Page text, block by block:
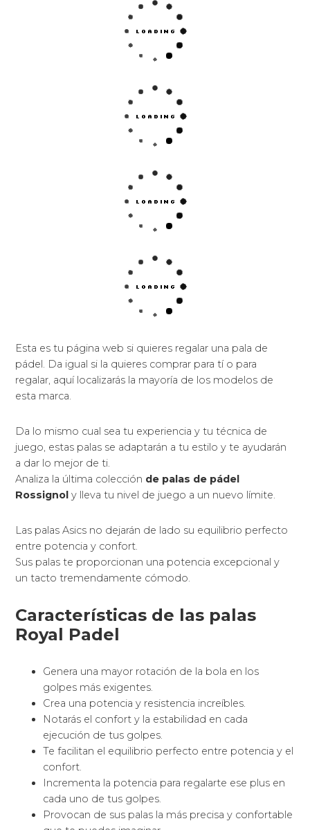
Esta es tu página web si quieres regalar una pala de
pádel. Da igual si la quieres comprar para tí o para
regalar, aquí localizarás la mayoría de los modelos de
esta marca.
Da lo mismo cual sea tu experiencia y tu técnica de
juego, estas palas se adaptarán a tu estilo y te ayudarán
a dar lo mejor de ti.
Analiza la última colección de palas de pádel
Rossignol y lleva tu nivel de juego a un nuevo límite.
Las palas Asics no dejarán de lado su equilibrio perfecto
entre potencia y confort.
Sus palas te proporcionan una potencia excepcional y
un tacto tremendamente cómodo.
Características de las palas
Royal Padel
Genera una mayor rotación de la bola en los
golpes más exigentes.
Crea una potencia y resistencia increíbles.
Notarás el confort y la estabilidad en cada
ejecución de tus golpes.
Te facilitan el equilibrio perfecto entre potencia y el
confort.
Incrementa la potencia para regalarte ese plus en
cada uno de tus golpes.
Provocan de sus palas la más precisa y confortable